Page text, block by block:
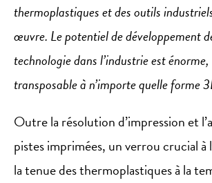
thermoplastiques et des outils
œuvre. Le potentiel de développement
technologie dans l’industrie est
transposable à n’importe quelle forme
Outre la résolution d’impression et
pistes imprimées, un verrou crucial
la tenue des thermoplastiques à la